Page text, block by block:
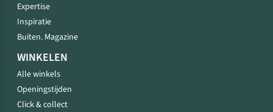
Expertise
Inspiratie
Buiten. Magazine
WINKELEN
Alle winkels
Openingstijden
Click & collect